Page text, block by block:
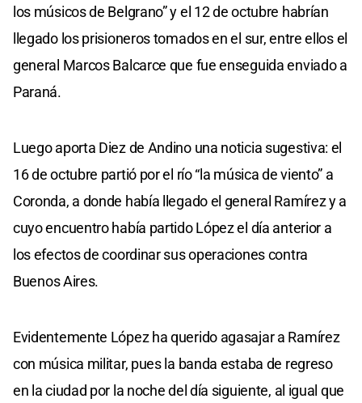
los músicos de Belgrano” y el 12 de octubre habrían
llegado los prisioneros tomados en el sur, entre ellos el
general Marcos Balcarce que fue enseguida enviado a
Paraná.
Luego aporta Diez de Andino una noticia sugestiva: el
16 de octubre partió por el río “la música de viento” a
Coronda, a donde había llegado el general Ramírez y a
cuyo encuentro había partido López el día anterior a
los efectos de coordinar sus operaciones contra
Buenos Aires.
Evidentemente López ha querido agasajar a Ramírez
con música militar, pues la banda estaba de regreso
en la ciudad por la noche del día siguiente, al igual que